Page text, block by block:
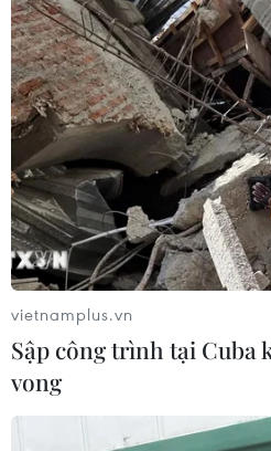
vietnamplus.vn
Sập công trình tại Cuba
vong